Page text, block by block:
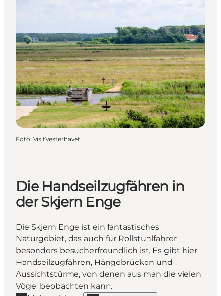
Foto: VisitVesterhavet
Die Handseilzugfähren in
der Skjern Enge
Die Skjern Enge ist ein fantastisches
Naturgebiet, das auch für Rollstuhlfahrer
besonders besucherfreundlich ist. Es gibt hier
Handseilzugfähren, Hängebrücken und
Aussichtstürme, von denen aus man die vielen
Vögel beobachten kann.